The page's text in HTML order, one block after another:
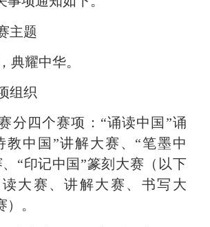
主题
典耀中华。
组织
分四个赛项： “诵读中国”诵
教中国”讲解大赛、“笔墨中
“印记中国”篆刻大赛（以下
大赛、讲解大赛、书写大
。